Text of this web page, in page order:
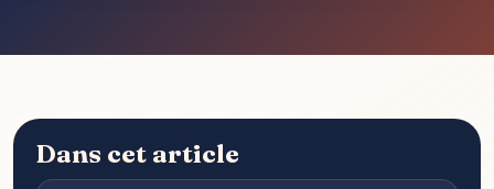
Dans cet article